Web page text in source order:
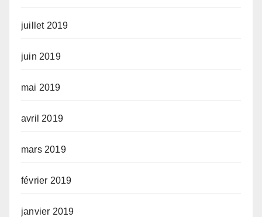
juillet 2019
juin 2019
mai 2019
avril 2019
mars 2019
février 2019
janvier 2019